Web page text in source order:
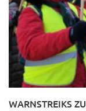
WARNSTREIKS